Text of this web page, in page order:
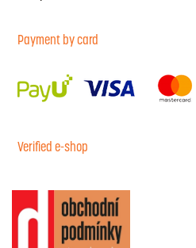
Payment by card
Verified e-shop